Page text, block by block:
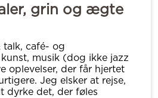
grin og ægte
talk, café- og
musik (dog ikke jazz
oplevelser, der får hjertet
Jeg elsker at rejse,
dyrke det, der føles